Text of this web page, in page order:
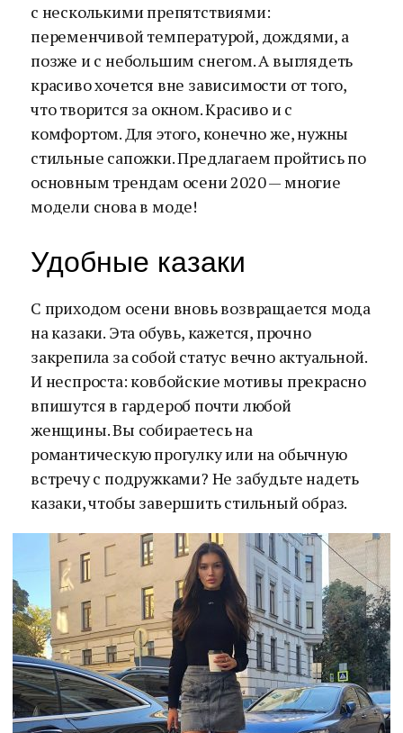
с несколькими препятствиями:
переменчивой температурой, дождями, а
позже и с небольшим снегом. А выглядеть
красиво хочется вне зависимости от того,
что творится за окном. Красиво и с
комфортом. Для этого, конечно же, нужны
стильные сапожки. Предлагаем пройтись по
основным трендам осени 2020 — многие
модели снова в моде!
Удобные казаки
С приходом осени вновь возвращается мода
на казаки. Эта обувь, кажется, прочно
закрепила за собой статус вечно актуальной.
И неспроста: ковбойские мотивы прекрасно
впишутся в гардероб почти любой
женщины. Вы собираетесь на
романтическую прогулку или на обычную
встречу с подружками? Не забудьте надеть
казаки, чтобы завершить стильный образ.